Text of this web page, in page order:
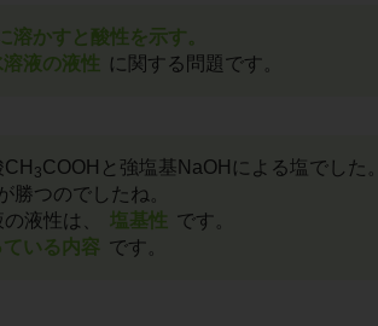
溶かすと酸性を示す。
液の液性 に関する問題です。
3COOHと強塩基NaOHによる塩でした。
勝つのでしたね。
液性は、
塩基性 です。
いる内容 です。